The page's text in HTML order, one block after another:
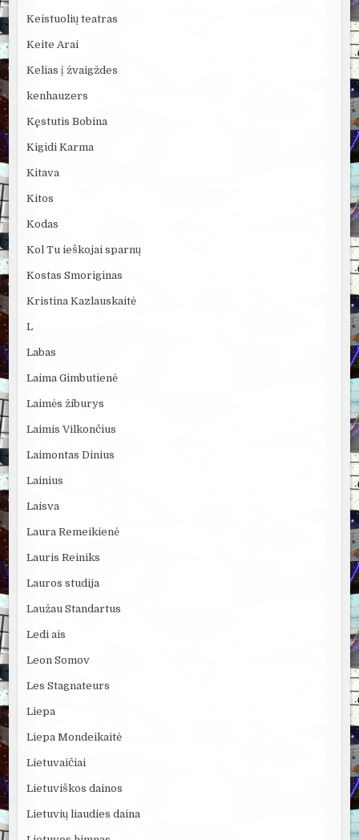
Keistuolių teatras
Keite Arai
Kelias į žvaigždes
kenhauzers
Kęstutis Bobina
Kigidi Karma
Kitava
Kitos
Kodas
Kol Tu ieškojai sparnų
Kostas Smoriginas
Kristina Kazlauskaitė
L
Labas
Laima Gimbutienė
Laimės žiburys
Laimis Vilkončius
Laimontas Dinius
Lainius
Laisva
Laura Remeikienė
Lauris Reiniks
Lauros studija
Laužau Standartus
Ledi ais
Leon Somov
Les Stagnateurs
Liepa
Liepa Mondeikaitė
Lietuvaičiai
Lietuviškos dainos
Lietuvių liaudies daina